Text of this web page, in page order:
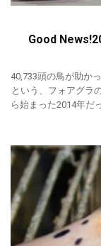
Good
40,733頭の鳥が助か
という、フォアグラ
ら始まった2014年だ